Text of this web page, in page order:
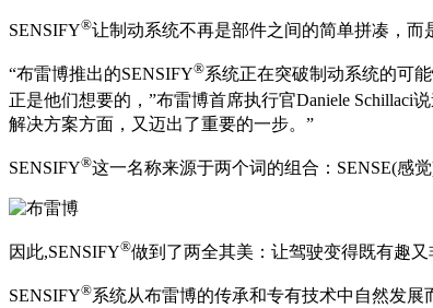
SENSIFY®让制动系统不再是部件之间的简单拼凑，而
“布雷博推出的SENSIFY®系统正在突破制动系统的可
正是他们想要的，”布雷博首席执行官Daniele Schillaci
解决方案方面，又迈出了重要的一步。”
SENSIFY®这一名称来源于两个词的组合：SENSE(感
因此,SENSIFY®做到了两全其美：让驾驶变得既有趣
SENSIFY®系统从布雷博的传承和专有技术中自然发